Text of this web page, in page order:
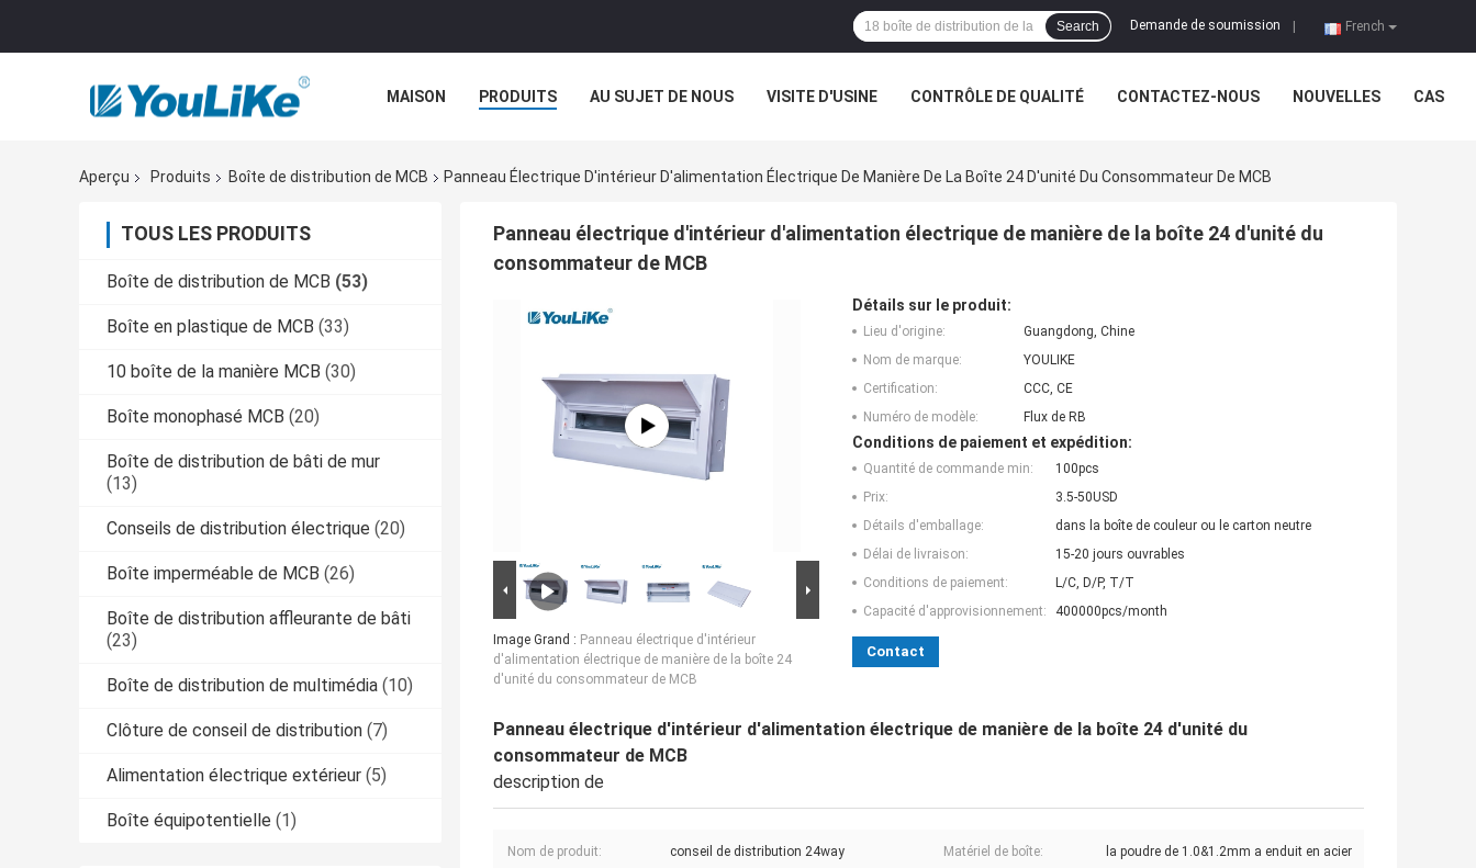
French
Demande de soumission
Search
MAISON PRODUITS AU SUJET DE NOUS VISITE D'USINE CONTRÔLE DE QUALITÉ CONTACTEZ-NOUS NOUVELLES CAS
Aperçu Produits Boîte de distribution de MCB Panneau Électrique D'intérieur D'alimentation Électrique De Manière De La Boîte 24 D'unité Du Consommateur De MCB
TOUS LES PRODUITS
Boîte de distribution de MCB (53)
Boîte en plastique de MCB (33)
10 boîte de la manière MCB (30)
Boîte monophasé MCB (20)
Boîte de distribution de bâti de mur
(13)
Conseils de distribution électrique (20)
Boîte imperméable de MCB (26)
Boîte de distribution affleurante de bâti
(23)
Boîte de distribution de multimédia (10)
Clôture de conseil de distribution (7)
Alimentation électrique extérieur (5)
Boîte équipotentielle (1)
Panneau électrique d'intérieur d'alimentation électrique de manière de la boîte 24 d'unité du
consommateur de MCB
Image Grand : Panneau électrique d'intérieur
d'alimentation électrique de manière de la boîte 24
d'unité du consommateur de MCB
Détails sur le produit:
Lieu d'origine:
Guangdong, Chine
Nom de marque:
YOULIKE
Certification:
CCC, CE
Numéro de modèle:
Flux de RB
Conditions de paiement et expédition:
Quantité de commande min:
100pcs
Prix:
3.5-50USD
Détails d'emballage:
dans la boîte de couleur ou le carton neutre
Délai de livraison:
15-20 jours ouvrables
Conditions de paiement:
L/C, D/P, T/T
Capacité d'approvisionnement:
400000pcs/month
Contact
Panneau électrique d'intérieur d'alimentation électrique de manière de la boîte 24 d'unité du
consommateur de MCB
description de
Nom de produit: conseil de distribution 24way Matériel de boîte: la poudre de 1.0&1.2mm a enduit en acier